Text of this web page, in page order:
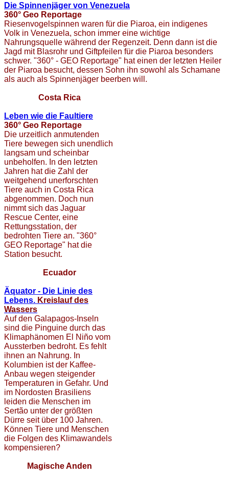
Die Spinnenjäger von Venezuela
360° Geo Reportage
Riesenvogelspinnen waren für die Piaroa, ein indigenes
Volk in Venezuela, schon immer eine wichtige
Nahrungsquelle während der Regenzeit. Denn dann ist die
Jagd mit Blasrohr und Giftpfeilen für die Piaroa besonders
schwer. "360° - GEO Reportage" hat einen der letzten Heiler
der Piaroa besucht, dessen Sohn ihn sowohl als Schamane
als auch als Spinnenjäger beerben will.
Costa Rica
Leben wie die Faultiere
360° Geo Reportage
Die urzeitlich anmutenden
Tiere bewegen sich unendlich
langsam und scheinbar
unbeholfen. In den letzten
Jahren hat die Zahl der
weitgehend unerforschten
Tiere auch in Costa Rica
abgenommen. Doch nun
nimmt sich das Jaguar
Rescue Center, eine
Rettungsstation, der
bedrohten Tiere an. "360°
GEO Reportage" hat die
Station besucht.
Ecuador
Äquator - Die Linie des
Lebens. Kreislauf des
Wassers
Auf den Galapagos-Inseln
sind die Pinguine durch das
Klimaphänomen El Niño vom
Aussterben bedroht. Es fehlt
ihnen an Nahrung. In
Kolumbien ist der Kaffee-
Anbau wegen steigender
Temperaturen in Gefahr. Und
im Nordosten Brasiliens
leiden die Menschen im
Sertão unter der größten
Dürre seit über 100 Jahren.
Können Tiere und Menschen
die Folgen des Klimawandels
kompensieren?
Magische Anden